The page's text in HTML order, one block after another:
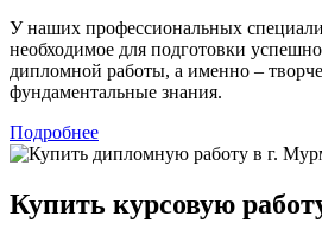
У наших профессиональных
необходимое для подготовки
дипломной работы, а именно –
фундаментальные знания.
Подробнее
Купить курсовую